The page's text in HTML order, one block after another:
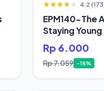
4.2
EPM140-The
Staying
Rp 6.000
Rp 7.059 -15%